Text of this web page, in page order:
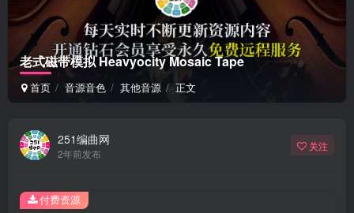
老式磁带模拟 Heavyocity Mosaic Tape
首页 音源音色 其他音源 正文
251编曲网
2年前发布
关注
付费资源